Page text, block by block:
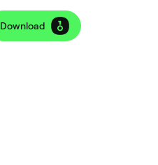
Download